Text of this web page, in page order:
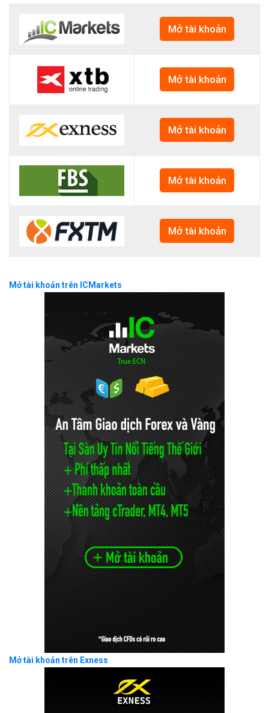
Mở tài khoản
Mở tài khoản
Mở tài khoản
Mở tài khoản
Mở tài khoản
Mở tài khoản trên ICMarkets
Mở tài khoản trên Exness